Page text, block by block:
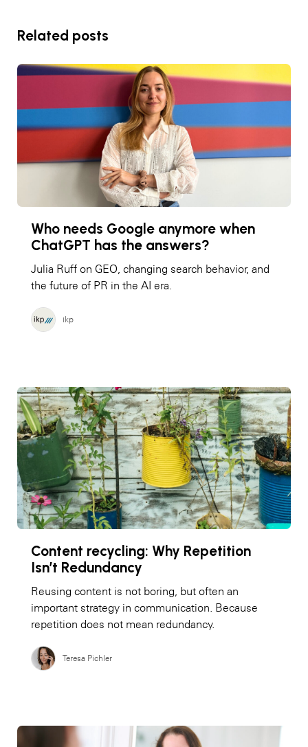
Related posts
Who needs Google anymore when
ChatGPT has the answers?
Julia Ruff on GEO, changing search behavior, and
the future of PR in the AI era.
ikp
Content recycling: Why Repetition
Isn’t Redundancy
Reusing content is not boring, but often an
important strategy in communication. Because
repetition does not mean redundancy.
Teresa Pichler